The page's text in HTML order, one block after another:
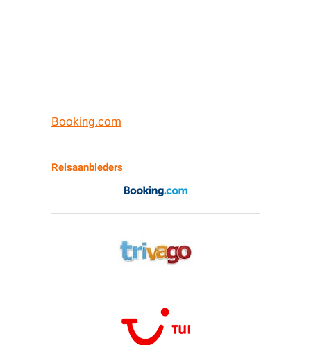
Booking.com
Reisaanbieders